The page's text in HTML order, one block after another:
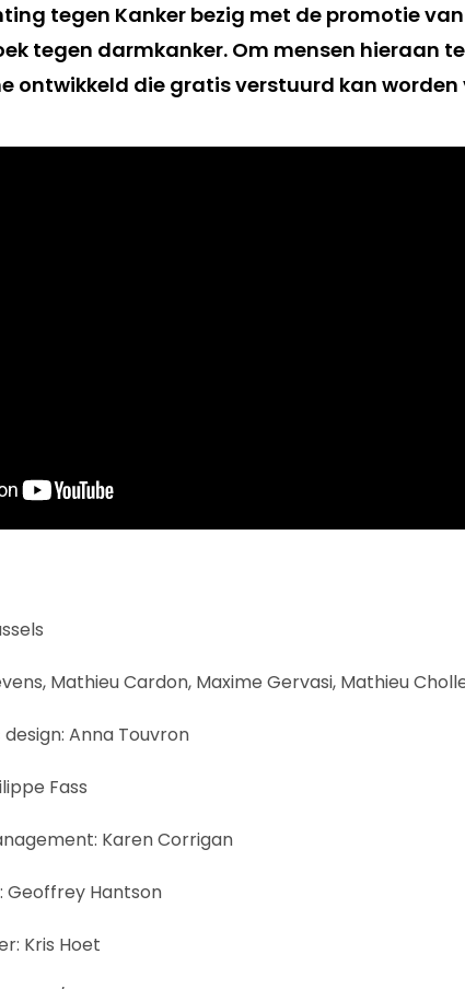
tegen Kanker bezig met de promotie
tegen darmkanker. Om mensen hieraan
ontwikkeld die gratis verstuurd kan worden
Mathieu Cardon, Maxime Gervasi, Mathieu
Anna Touvron
Fass
Karen Corrigan
Geoffrey Hantson
Kris Hoet